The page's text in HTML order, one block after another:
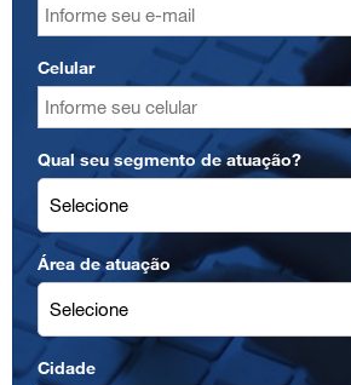
Celular
Qual seu segmento de atuação?
Área de atuação
Cidade